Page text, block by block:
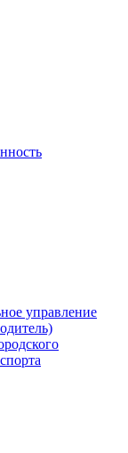
управление